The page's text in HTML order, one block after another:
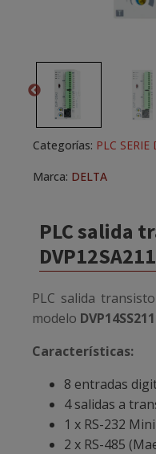
PLC salida
PLC salida
modelo
Características:
8 entradas
4 salidas a
1 x RS-232
2 x RS-485
Categorías: PLC SERIE
Marca: DELTA